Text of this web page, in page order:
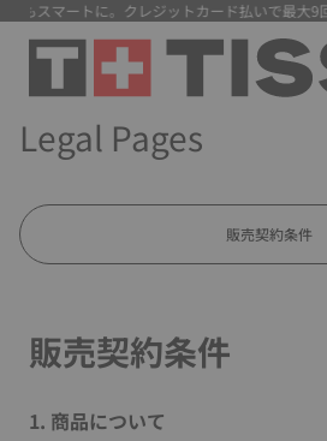
ートに。クレジットカード払いで最大9回まで
Legal Pages
販売契約条件
販売契約条件
1. 商品について